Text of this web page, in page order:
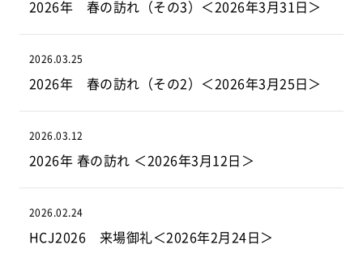
2026年 春の訪れ（その3）＜2026年3月31日＞
2026.03.25
2026年 春の訪れ（その2）＜2026年3月25日＞
2026.03.12
2026年 春の訪れ ＜2026年3月12日＞
2026.02.24
HCJ2026 来場御礼＜2026年2月24日＞